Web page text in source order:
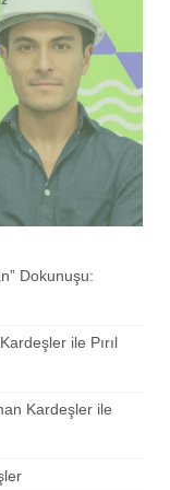
Dokunuşu:
ile Pırıl
Kardeşler ile